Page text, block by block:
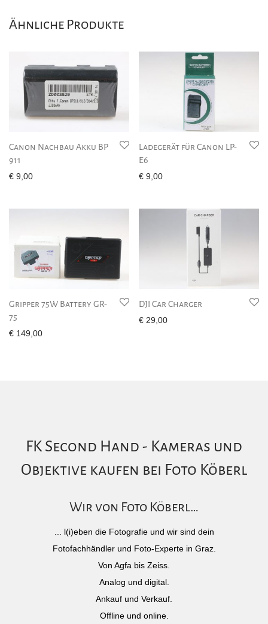
Ähnliche Produkte
Canon Nachbau Akku BP
911
€ 9,00
Ladegerät für Canon LP-
E6
€ 9,00
Gripper 75W Battery GR-
75
€ 149,00
DJI Car Charger
€ 29,00
FK Second Hand - Kameras und
Objektive kaufen bei Foto Köberl
Wir von Foto Köberl…
... l(i)eben die Fotografie und wir sind dein
Fotofachhändler und Foto-Experte in Graz.
Von Agfa bis Zeiss.
Analog und digital.
Ankauf und Verkauf.
Offline und online.